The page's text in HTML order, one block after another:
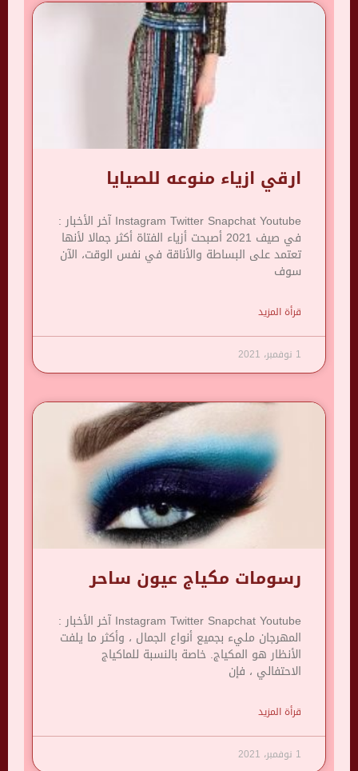
ارقي ازياء منوعه للصيايا
Instagram Twitter Snapchat Youtube آخر الأخبار :
في صيف 2021 أصبحت أزياء الفتاة أكثر جمالا لأنها
تعتمد على البساطة والأناقة في نفس الوقت، الآن
سوف
قرأة المزيد
1 نوفمبر، 2021
رسومات مكياج عيون ساحر
Instagram Twitter Snapchat Youtube آخر الأخبار :
المهرجان مليء بجميع أنواع الجمال ، وأكثر ما يلفت
الأنظار هو المكياج. خاصة بالنسبة للماكياج
الاحتفالي ، فإن
قرأة المزيد
1 نوفمبر، 2021